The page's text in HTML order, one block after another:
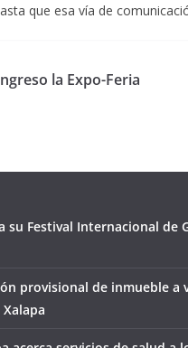
que esa vía de
la Expo-Feria
su Festival Internacional de
provisional de inmueble a